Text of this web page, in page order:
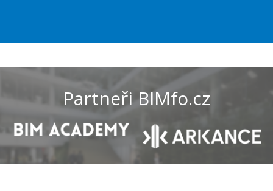
Partneři BIMfo.cz